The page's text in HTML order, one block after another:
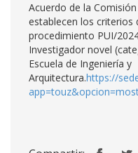
Acuerdo de la
establecen los criterios
procedimiento PUI/
Investigador novel
Escuela de Ingeniería y
Arquitectura.https://